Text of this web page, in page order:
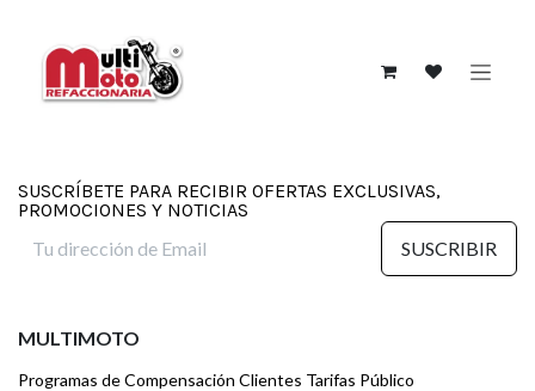
SUSCRÍBETE PARA RECIBIR OFERTAS EXCLUSIVAS,
PROMOCIONES Y NOTICIAS
SUSCRIBIR
MULTIMOTO
Programas de Compensación Clientes Tarifas Público